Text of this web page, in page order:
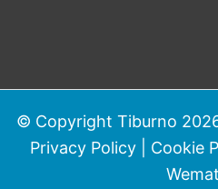
© Copyright Tiburno 2026
Privacy Policy| Cookie